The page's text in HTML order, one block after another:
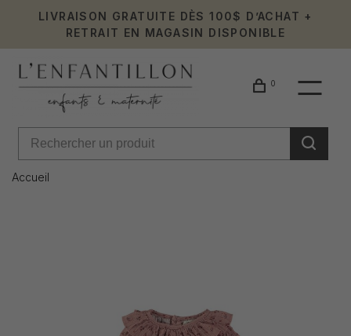
LIVRAISON GRATUITE DÈS 100$ D’ACHAT +
RETRAIT EN MAGASIN DISPONIBLE
0
Accueil